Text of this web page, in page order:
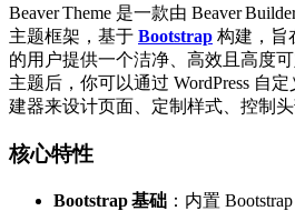
Beaver Theme 是一款由 Beaver
主题框架，基于 Bootstrap 构建，旨
的用户提供一个洁净、高效且高度
主题后，你可以通过 WordPress 自定
建器来设计页面、定制样式、控制头
核心特性
Bootstrap 基础 ：内置